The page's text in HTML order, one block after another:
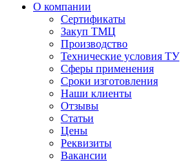
О компании
Сертификаты
Закуп ТМЦ
Производство
Технические условия ТУ
Сферы применения
Сроки изготовления
Наши клиенты
Отзывы
Статьи
Цены
Реквизиты
Вакансии